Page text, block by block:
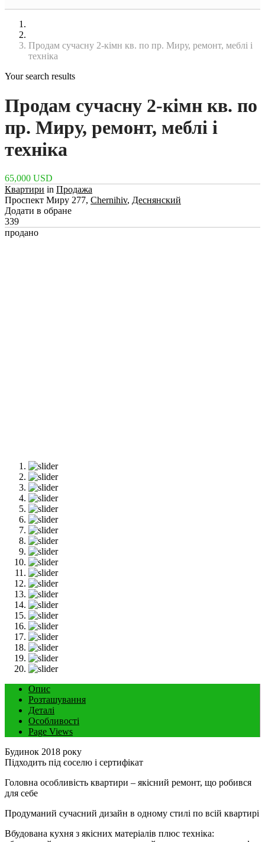
Продам сучасну 2-кімн кв. по пр. Миру, ремонт, меблі і
техніка
Your search results
Продам сучасну 2-кімн кв. по
пр. Миру, ремонт, меблі і
техніка
65,000 USD
Квартири in Продажа
Проспект Миру 277, Chernihiv, Деснянский
Додати в обране
339
продано
Опис
Розташування
Деталі
Особливості
Page Views
Будинок 2018 року
Підходить під єоселю і сертифікат
Головна особливість квартири – якісний ремонт, що робився
для себе
Продуманий сучасний дизайн в одному стилі по всій квартирі
Вбудована кухня з якісних матеріалів плюс техніка: